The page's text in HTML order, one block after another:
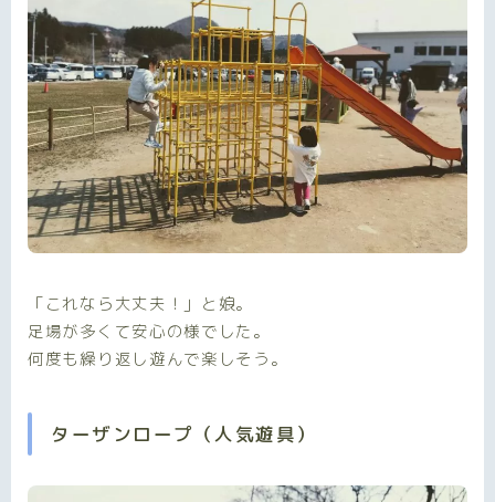
「これなら大丈夫！」と娘。
足場が多くて安心の様でした。
何度も繰り返し遊んで楽しそう。
ターザンロープ（人気遊具）